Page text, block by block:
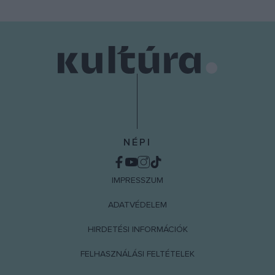
NÉPI
IMPRESSZUM
ADATVÉDELEM
HIRDETÉSI INFORMÁCIÓK
FELHASZNÁLÁSI FELTÉTELEK